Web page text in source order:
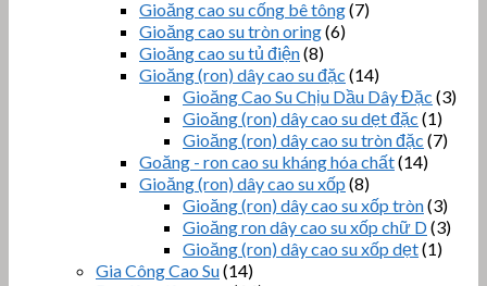
Gioăng cao su cống bê tông(7)
Gioăng cao su tròn oring(6)
Gioăng cao su tủ điện(8)
Gioăng (ron) dây cao su đặc (14)
Gioăng Cao Su Chịu Dầu Dây Đặc (3)
Gioăng (ron) dây cao su dẹt đặc (1)
Gioăng (ron) dây cao su tròn đặc (7)
Goăng - ron cao su kháng hóa chất(14)
Gioăng (ron) dây cao su xốp (8)
Gioăng (ron) dây cao su xốp tròn(3)
Gioăng ron dây cao su xốp chữ D(3)
Gioăng (ron) dây cao su xốp dẹt(1)
Gia Công Cao Su(14)